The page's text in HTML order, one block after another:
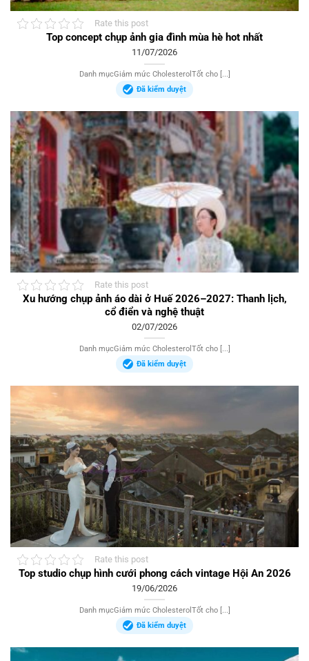
Rate this post
Top concept chụp ảnh gia đình mùa hè hot nhất
11/07/2026
Danh mụcGiảm mức CholesterolTốt cho [...]
Đã kiểm duyệt
Rate this post
Xu hướng chụp ảnh áo dài ở Huế 2026–2027: Thanh lịch,
cổ điển và nghệ thuật
02/07/2026
Danh mụcGiảm mức CholesterolTốt cho [...]
Đã kiểm duyệt
Rate this post
Top studio chụp hình cưới phong cách vintage Hội An 2026
19/06/2026
Danh mụcGiảm mức CholesterolTốt cho [...]
Đã kiểm duyệt